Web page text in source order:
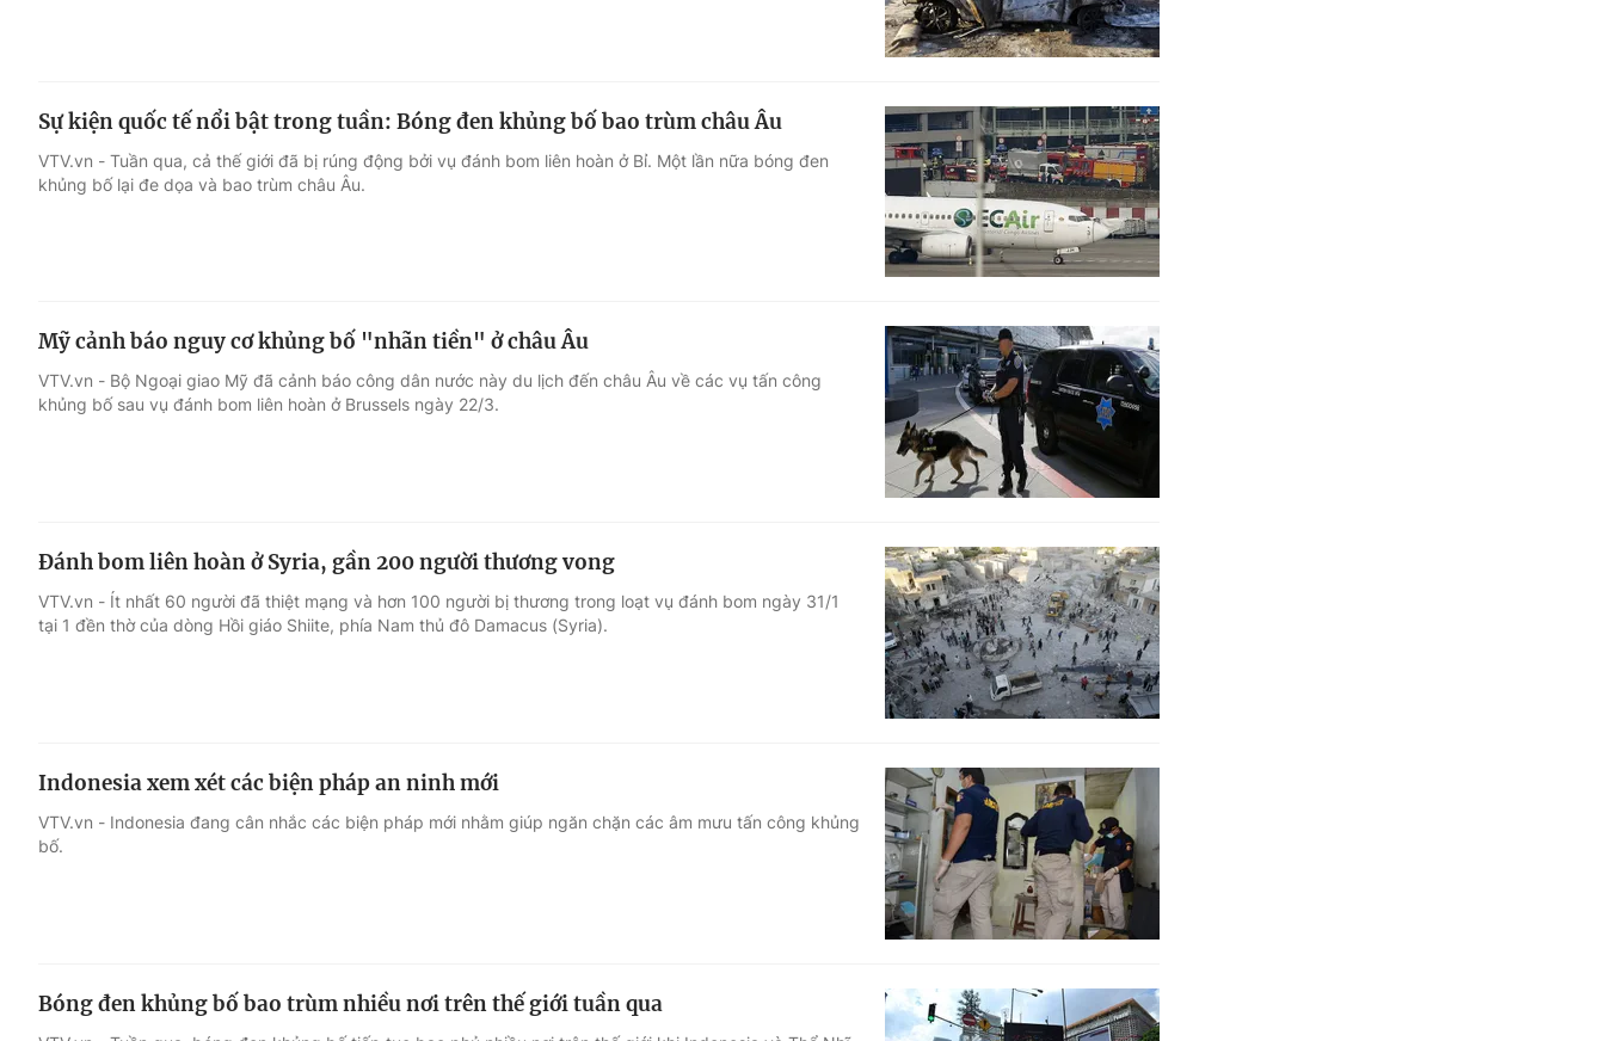
Sự kiện quốc tế nổi bật trong tuần: Bóng đen khủng bố bao trùm châu Âu
VTV.vn - Tuần qua, cả thế giới đã bị rúng động bởi vụ đánh bom liên hoàn ở Bỉ. Một lần nữa bóng đen
khủng bố lại đe dọa và bao trùm châu Âu.
Mỹ cảnh báo nguy cơ khủng bố "nhãn tiền" ở châu Âu
VTV.vn - Bộ Ngoại giao Mỹ đã cảnh báo công dân nước này du lịch đến châu Âu về các vụ tấn công
khủng bố sau vụ đánh bom liên hoàn ở Brussels ngày 22/3.
Đánh bom liên hoàn ở Syria, gần 200 người thương vong
VTV.vn - Ít nhất 60 người đã thiệt mạng và hơn 100 người bị thương trong loạt vụ đánh bom ngày 31/1
tại 1 đền thờ của dòng Hồi giáo Shiite, phía Nam thủ đô Damacus (Syria).
Indonesia xem xét các biện pháp an ninh mới
VTV.vn - Indonesia đang cân nhắc các biện pháp mới nhằm giúp ngăn chặn các âm mưu tấn công khủng
bố.
Bóng đen khủng bố bao trùm nhiều nơi trên thế giới tuần qua